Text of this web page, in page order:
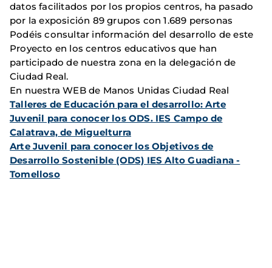
datos facilitados por los propios centros, ha pasado
por la exposición 89 grupos con 1.689 personas
Podéis consultar información del desarrollo de este
Proyecto en los centros educativos que han
participado de nuestra zona en la delegación de
Ciudad Real.
En nuestra WEB de Manos Unidas Ciudad Real
Talleres de Educación para el desarrollo: Arte
Juvenil para conocer los ODS. IES Campo de
Calatrava, de Miguelturra
Arte Juvenil para conocer los Objetivos de
Desarrollo Sostenible (ODS) IES Alto Guadiana -
Tomelloso